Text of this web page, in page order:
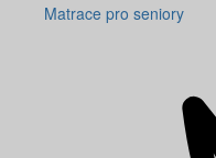
Matrace pro seniory